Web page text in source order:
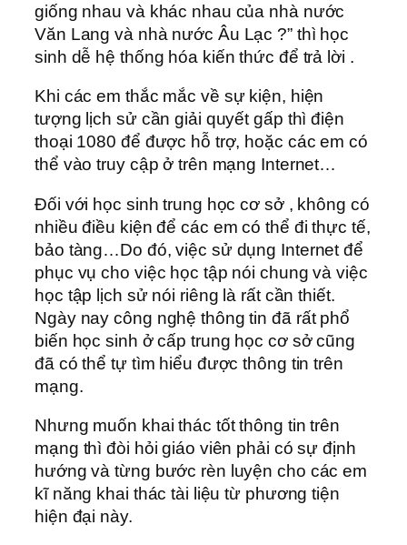
giống nhau và khác nhau của nhà nước
Văn Lang và nhà nước Âu Lạc ?” thì học
sinh dễ hệ thống hóa kiến thức để trả lời .
Khi các em thắc mắc về sự kiện, hiện
tượng lịch sử cần giải quyết gấp thì điện
thoại 1080 để được hỗ trợ, hoặc các em có
thể vào truy cập ở trên mạng Internet…
Đối với học sinh trung học cơ sở , không có
nhiều điều kiện để các em có thể đi thực tế,
bảo tàng…Do đó, việc sử dụng Internet để
phục vụ cho việc học tập nói chung và việc
học tập lịch sử nói riêng là rất cần thiết.
Ngày nay công nghệ thông tin đã rất phổ
biến học sinh ở cấp trung học cơ sở cũng
đã có thể tự tìm hiểu được thông tin trên
mạng.
Nhưng muốn khai thác tốt thông tin trên
mạng thì đòi hỏi giáo viên phải có sự định
hướng và từng bước rèn luyện cho các em
kĩ năng khai thác tài liệu từ phương tiện
hiện đại này.